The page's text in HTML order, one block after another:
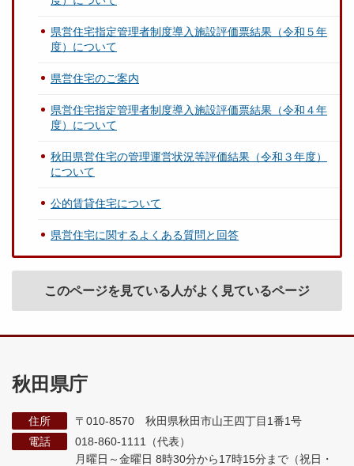
県営住宅指定管理者制度導入施設評価票結果（令和５年
度）について
県営住宅のご案内
県営住宅指定管理者制度導入施設評価票結果（令和４年
度）について
秋田県営住宅の管理運営状況等評価結果（令和３年度）
について
公的賃貸住宅について
県営住宅に関するよくある質問と回答
このページを見ている人がよく見ているページ
秋田県庁
住所
〒010-8570 秋田県秋田市山王四丁目1番1号
電話
018-860-1111（代表）
月曜日～金曜日 8時30分から17時15分まで （祝日・